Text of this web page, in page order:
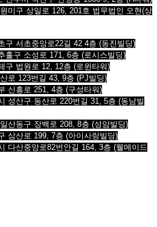
미구 상일로 126, 201호 법무법인 오현(상
구 서초중앙로22길 42 4층 (동진빌딩)
홀구 소성로 171, 6층 (로시스빌딩)
구 법원로 12, 12층 (로윈타워)
로 123번길 43, 9층 (PJ빌딩)
신흥로 251, 4층 (구성타워)
성산구 동산로 220번길 31, 5층 (동남빌
산동구 장백로 208, 8층 (성암빌딩)
삼산로 199, 7층 (아이사랑빌딩)
다산중앙로82번안길 164, 3층 (웰메이드